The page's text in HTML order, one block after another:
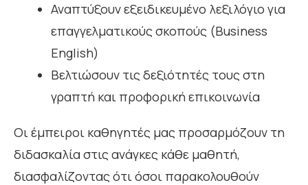
Αναπτύξουν εξειδικευμένο λεξιλόγιο για
επαγγελματικούς σκοπούς (Business
English)
Βελτιώσουν τις δεξιότητές τους στη
γραπτή και προφορική επικοινωνία
Οι έμπειροι καθηγητές μας προσαρμόζουν τη
διδασκαλία στις ανάγκες κάθε μαθητή,
διασφαλίζοντας ότι όσοι παρακολουθούν